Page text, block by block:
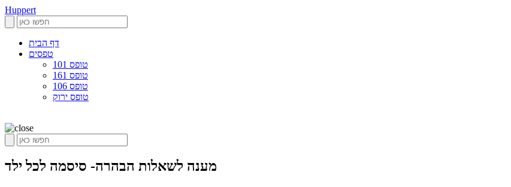
Huppert
דף הבית
טפסים
טופס 101
טופס 161
טופס 106
טופס ירוק
מענה לשאלות הבהרה- סיסמה לכל ילד